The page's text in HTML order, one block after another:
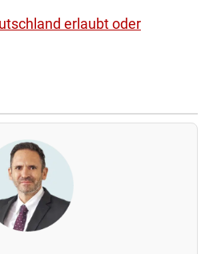
erlaubt oder